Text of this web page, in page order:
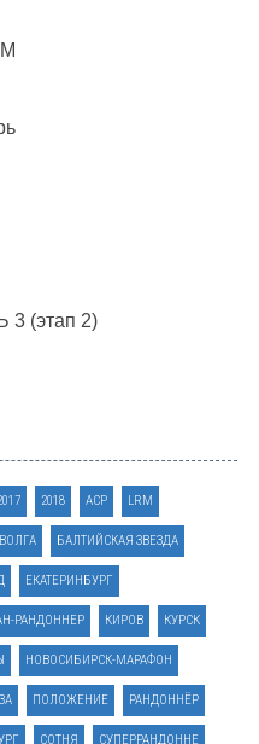
(этап 2)
2018 ACP LRM
БАЛТИЙСКАЯ ЗВЕЗДА
ЕКАТЕРИНБУРГ
РАНДОННЕР КИРОВ КУРСК
НОВОСИБИРСК-МАРАФОН
ПОЛОЖЕНИЕ РАНДОННЁР
СОТНЯ СУПЕРРАНДОННЕ